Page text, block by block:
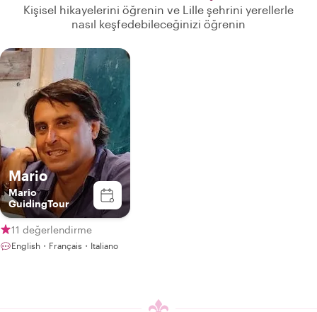
Kişisel hikayelerini öğrenin ve Lille şehrini yerellerle
nasıl keşfedebileceğinizi öğrenin
Mario
Mario
GuidingTour
11 değerlendirme
English・Français・Italiano